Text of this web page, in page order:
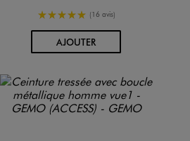
5/5 de moyenne
(16 avis)
AJOUTERAU PANIER